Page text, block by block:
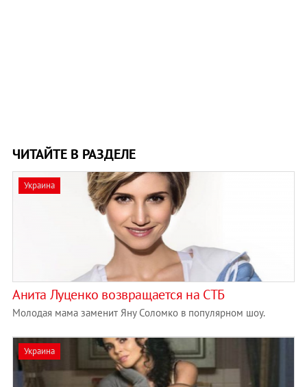
ЧИТАЙТЕ В РАЗДЕЛЕ
Украина
Анита Луценко возвращается на СТБ
Молодая мама заменит Яну Соломко в популярном шоу.
Украина